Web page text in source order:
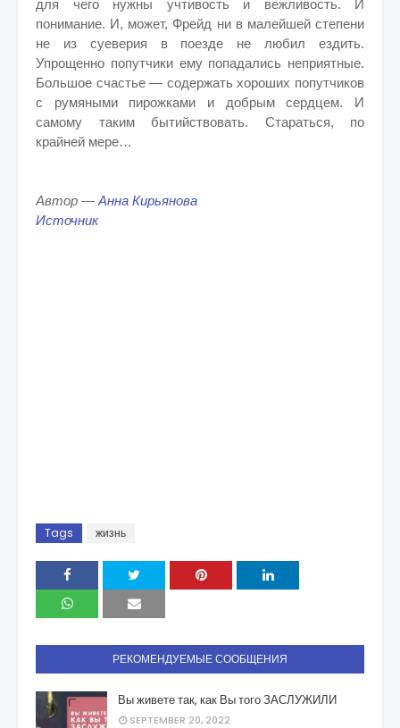
для чего нужны учтивость и вежливость. И
понимание. И, может, Фрейд ни в малейшей степени
не из суеверия в поезде не любил ездить.
Упрощенно попутчики ему попадались неприятные.
Большое счастье — содержать хороших попутчиков
с румяными пирожками и добрым сердцем. И
самому таким бытийствовать. Стараться, по
крайней мере…
Автор — Анна Кирьянова
Источник
Tags жизнь
РЕКОМЕНДУЕМЫЕ СООБЩЕНИЯ
Вы живете так, как Вы того ЗАСЛУЖИЛИ
SEPTEMBER 20, 2022